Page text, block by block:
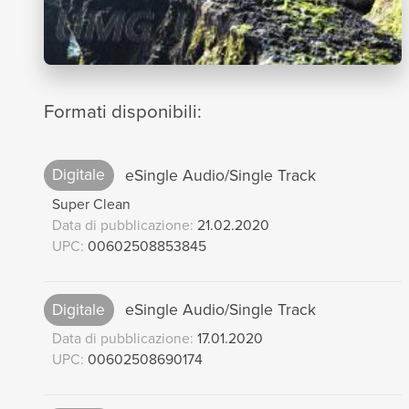
Formati disponibili:
Digitale eSingle Audio/Single Track
Super Clean
Data di pubblicazione: 21.02.2020
UPC: 00602508853845
Digitale eSingle Audio/Single Track
Data di pubblicazione: 17.01.2020
UPC: 00602508690174